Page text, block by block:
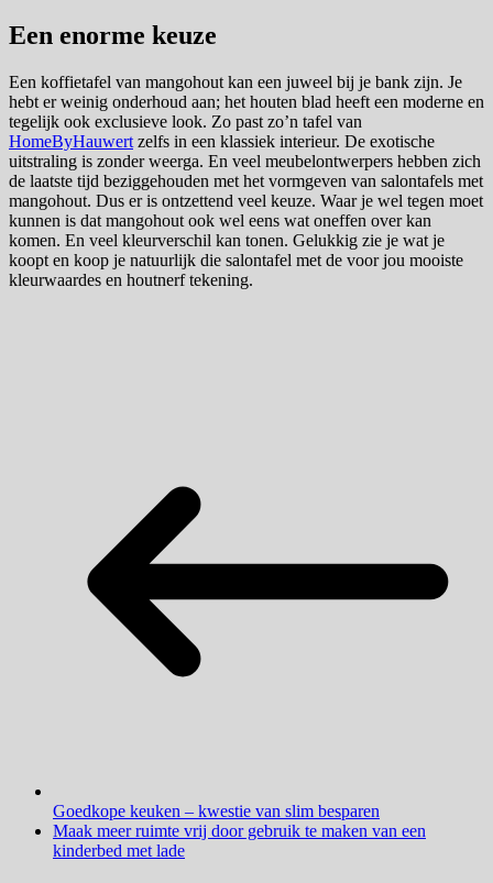
Een enorme keuze
Een koffietafel van mangohout kan een juweel bij je bank zijn. Je
hebt er weinig onderhoud aan; het houten blad heeft een moderne en
tegelijk ook exclusieve look. Zo past zo’n tafel van
HomeByHauwert zelfs in een klassiek interieur. De exotische
uitstraling is zonder weerga. En veel meubelontwerpers hebben zich
de laatste tijd beziggehouden met het vormgeven van salontafels met
mangohout. Dus er is ontzettend veel keuze. Waar je wel tegen moet
kunnen is dat mangohout ook wel eens wat oneffen over kan
komen. En veel kleurverschil kan tonen. Gelukkig zie je wat je
koopt en koop je natuurlijk die salontafel met de voor jou mooiste
kleurwaardes en houtnerf tekening.
Goedkope keuken – kwestie van slim besparen
Maak meer ruimte vrij door gebruik te maken van een
kinderbed met lade